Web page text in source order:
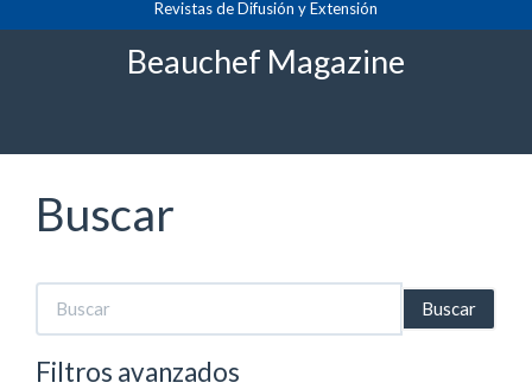
principal
Revistas de Difusión y Extensión
Beauchef Magazine
Buscar
Buscar
artículos
por
Filtros avanzados